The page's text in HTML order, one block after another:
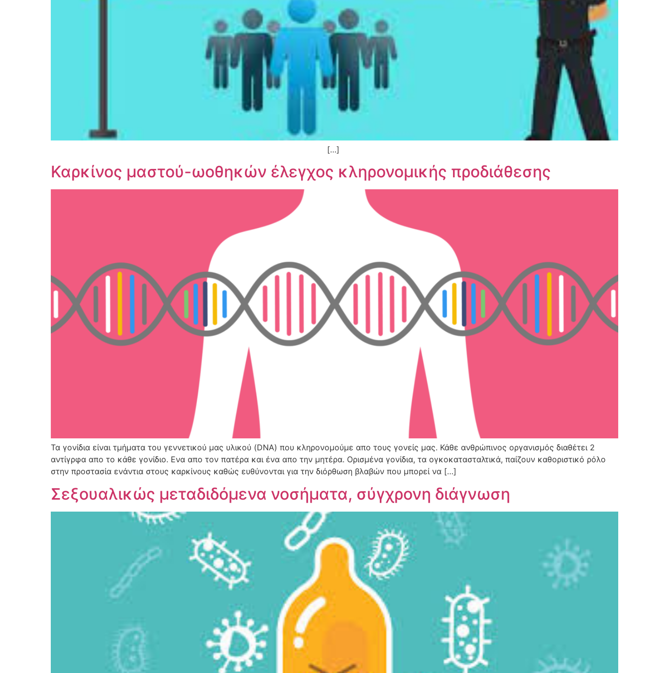
[…]
Καρκίνος μαστού-ωοθηκών έλεγχος κληρονομικής προδιάθεσης
Τα γονίδια είναι τμήματα του γεννετικού μας υλικού (DNA) που κληρονομούμε απο τους γονείς μας. Κάθε ανθρώπινος οργανισμός διαθέτει 2
αντίγρφα απο το κάθε γονίδιο. Ενα απο τον πατέρα και ένα απο την μητέρα. Ορισμένα γονίδια, τα ογκοκατασταλτικά, παίζουν καθοριστικό ρόλο
στην προστασία ενάντια στους καρκίνους καθώς ευθύνονται για την διόρθωση βλαβών που μπορεί να […]
Σεξουαλικώς μεταδιδόμενα νοσήματα, σύγχρονη διάγνωση